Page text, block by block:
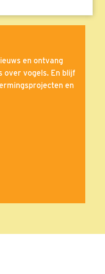
en ontvang
over vogels. En blijf
en